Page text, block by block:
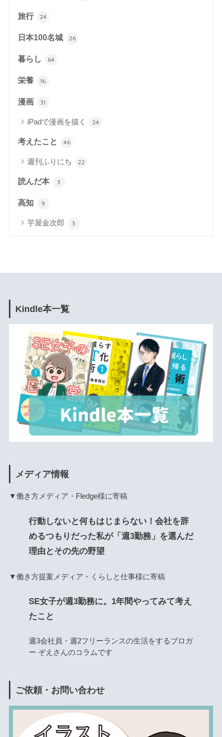
旅行 24
日本100名城 26
暮らし 64
栄養 16
漫画 31
iPadで漫画を描く 24
考えたこと 46
週刊ふりにち 22
読んだ本 3
高知 9
芋屋金次郎 3
Kindle本一覧
メディア情報
▼働き方メディア・Fledge様に寄稿
行動しないと何もはじまらない！会社を辞
めるつもりだった私が「週3勤務」を選んだ
理由とその先の野望
▼働き方提案メディア・くらしと仕事様に寄稿
SE女子が週3勤務に。1年間やってみて考え
たこと
週3会社員・週2フリーランスの生活をするブロガ
ー ぞえさんのコラムです
ご依頼・お問い合わせ